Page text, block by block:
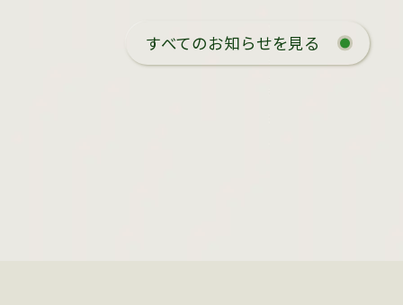
すべてのお知らせを見る